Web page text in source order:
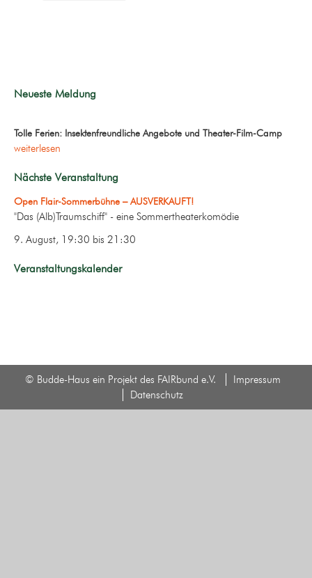
Neueste Meldung
Tolle Ferien: Insektenfreundliche Angebote und Theater-Film-Camp
weiterlesen
Nächste Veranstaltung
Open Flair-Sommerbühne – AUSVERKAUFT!
"Das (Alb)Traumschiff" - eine Sommertheaterkomödie
9. August, 19:30 bis 21:30
Veranstaltungskalender
© Budde-Haus ein Projekt des FAIRbund e.V.
Impressum
Datenschutz